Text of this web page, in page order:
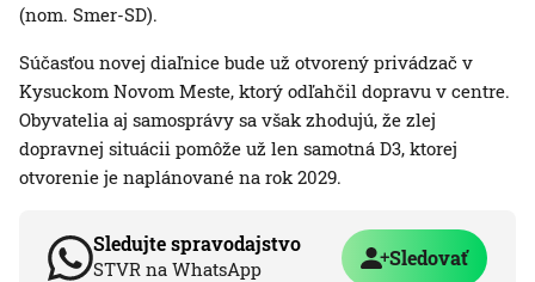
(nom. Smer-SD).
Súčasťou novej diaľnice bude už otvorený privádzač v
Kysuckom Novom Meste, ktorý odľahčil dopravu v centre.
Obyvatelia aj samosprávy sa však zhodujú, že zlej
dopravnej situácii pomôže už len samotná D3, ktorej
otvorenie je naplánované na rok 2029.
Sledujte spravodajstvo
STVR na WhatsApp Sledovať